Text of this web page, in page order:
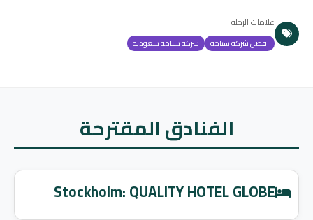
علامات الرحلة
افضل شركة سياحة شركة سياحة سعودية
الفنادق المقترحة
Stockholm: QUALITY HOTEL GLOBE